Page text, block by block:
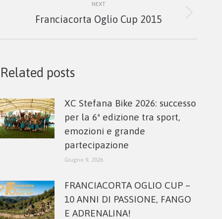
navigation
NEXT
Next
Franciacorta Oglio Cup 2015
Related posts
XC Stefana Bike 2026: successo
per la 6ª edizione tra sport,
emozioni e grande
partecipazione
Giugno 9, 2026
FRANCIACORTA OGLIO CUP –
10 ANNI DI PASSIONE, FANGO
E ADRENALINA!